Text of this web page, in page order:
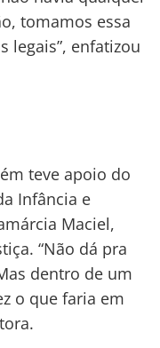
tomamos essa
legais”, enfatizou
teve apoio do
Infância e
Maciel,
“Não dá pra
dentro de um
o que faria em